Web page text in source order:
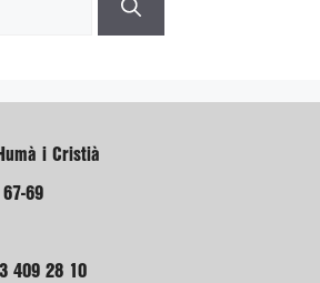
i Cristià
69
409 28 10